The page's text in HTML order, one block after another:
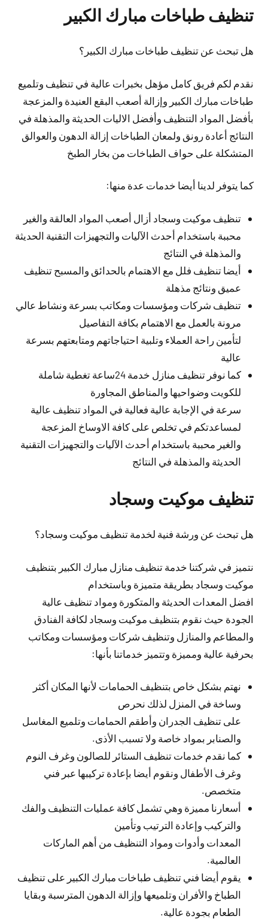
تنظيف طباخات مبارك الكبير
هل تبحث عن تنظيف طباخات مبارك الكبير؟
نقدم لكم فريق كامل مؤهل بخبرات عالية في تنظيف وتلميع
طباخات مبارك الكبير وإزالة أصعب البقع العنيدة والمزعجة
بأفضل المواد التنظيف وأفضل الاليات الحديثة والمذهلة في
النتائج أعادة رونق ولمعان الطباخات إزالة الدهون والعوالق
المتشكلة على حواف الطباخات من بخار الطبخ
كما يتوفر لدينا أيضا خدمات عدة منها:
تنظيف موكيت وسجاد أزال أصعب المواد العالقة والغير
محببة باستخدام أحدث الآليات والتجهيزات التقنية الحديثة
والمذهلة في النتائج
أيضا تنظيف فلل مع الاهتمام بالحدائق والمسبح تنظيف
عميق ونتائج مذهلة
تنظيف شركات ومؤسسات ومكاتب بسرعة ونشاط عالي
مرونة بالعمل مع الاهتمام بكافة التفاصيل
لتأمين راحة العملاء وتلبية احتياجاتهم ومتابعتهم بسرعة
عالية
كما نوفر تنظيف منازل خدمة 24ساعة تغطية شاملة
للكويت وضواحيها والمناطق المجاورة
سرعة في الإجابة عالية فعالية في المواد تنظيف عالية
لمساعدتكم في تخلص على كافة الاوساخ المزعجة
والغير محببة باستخدام أحدث الآليات والتجهيزات التقنية
الحديثة والمذهلة في النتائج
تنظيف موكيت وسجاد
هل تبحث عن ورشة فنية لخدمة تنظيف موكيت وسجاد؟
نتميز في شركتنا خدمة تنظيف منازل مبارك الكبير بتنظيف
موكيت وسجاد بطريقة متميزة وباستخدام
افضل المعدات الحديثة والمتكورة ومواد تنظيف عالية
الجودة حيث نقوم بتنظيف موكيت وسجاد لكافة الفنادق
والمطاعم والمنازل وتنظيف شركات ومؤسسات ومكاتب
بحرفية عالية ومميزة وتتميز خدماتنا بأنها:
نهتم بشكل خاص بتنظيف الحمامات لأنها المكان أكثر
وساخة في المنزل لذلك نحرص
على تنظيف الجدران وأطقم الحمامات وتلميع المغاسل
والصنابر بمواد خاصة ولا تسبب الأذى.
كما نقدم خدمات تنظيف الستائر للصالون وغرف النوم
وغرف الأطفال ونقوم أيضا بإعادة تركيبها عبر فني
متخصص.
أسعارنا مميزة وهي تشمل كافة عمليات التنظيف والفك
والتركيب وإعادة الترتيب وتأمين
المعدات وأدوات ومواد التنظيف من أهم الماركات
العالمية.
يقوم أيضا فني تنظيف طباخات مبارك الكبير على تنظيف
الطباخ والأفران وتلميعها وإزالة الدهون المترسبة وبقايا
الطعام بجودة عالية.